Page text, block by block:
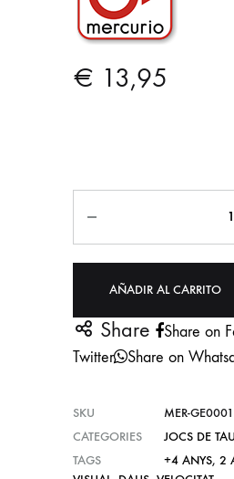
€ 13,95
AÑADIR AL CARRITO
Share Share on
Twitter
Share on
SKU
MER-GE0001
CATEGORIES
JOCS DE
TAGS
+4 ANYS, 2